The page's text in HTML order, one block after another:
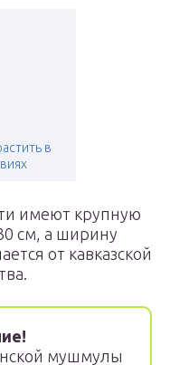
в
имеют крупную
см, а ширину
от кавказской
мушмулы